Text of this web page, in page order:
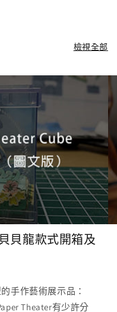
檢視全部
貝龍款式開箱及
手作藝術展示品：
Theater有少許分